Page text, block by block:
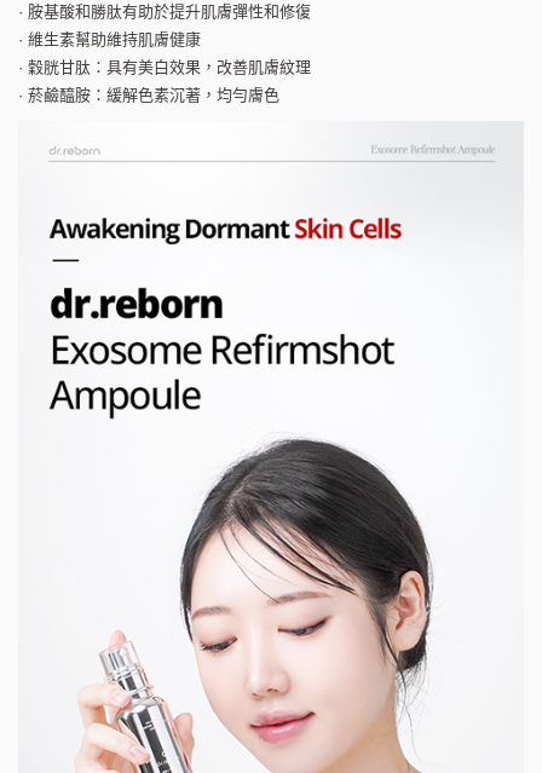
· 胺基酸和勝肽有助於提升肌膚彈性和修復
· 維生素幫助維持肌膚健康
· 穀胱甘肽：具有美白效果，改善肌膚紋理
· 菸鹼醯胺：緩解色素沉著，均勻膚色